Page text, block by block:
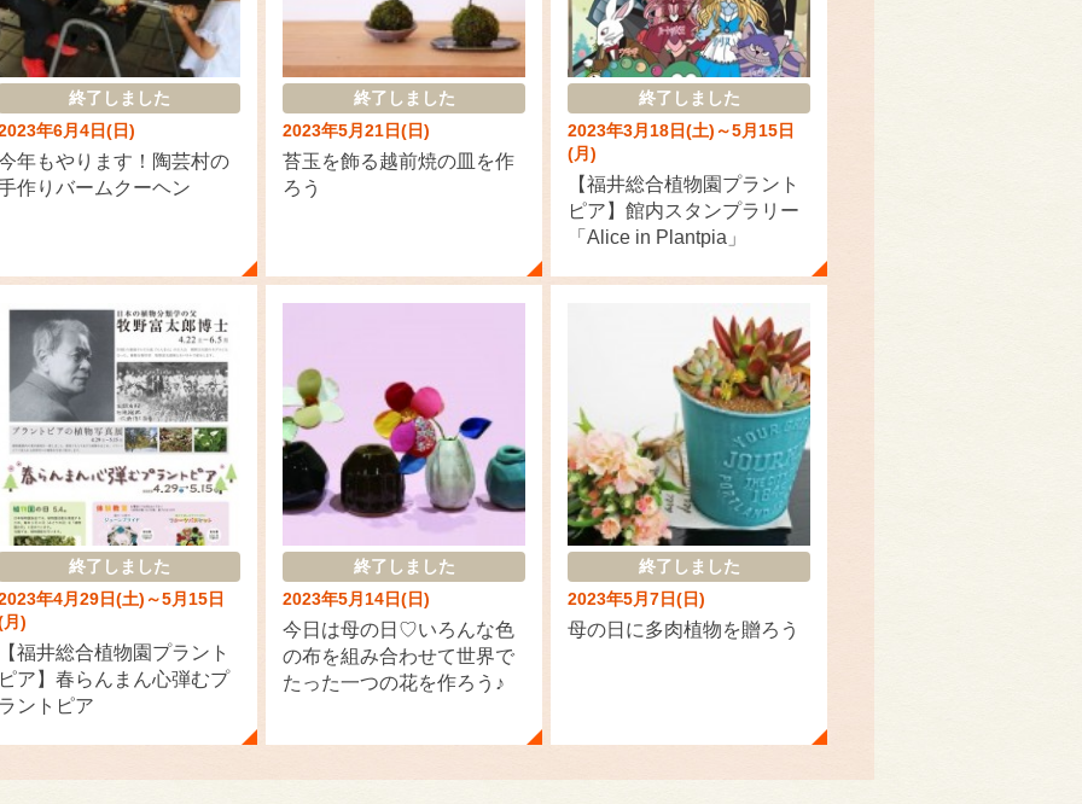
終了しました
年6月4日(日)
年もやります！陶芸村の
作りバームクーヘン
終了しました
2023年5月21日(日)
苔玉を飾る越前焼の皿を作
ろう
終了しました
2023年3月18日(土)～5月15日
(月)
【福井総合植物園プラント
ピア】館内スタンプラリー
「Alice in Plantpia」
終了しました
年4月29日(土)～5月15日
月)
福井総合植物園プラント
ア】春らんまん心弾むプ
ントピア
終了しました
2023年5月14日(日)
今日は母の日♡いろんな色
の布を組み合わせて世界で
たった一つの花を作ろう♪
終了しました
2023年5月7日(日)
母の日に多肉植物を贈ろう